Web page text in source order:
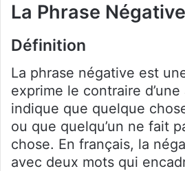
La Phrase Négative
Définition
La phrase négative est
exprime le contraire
indique que quelque
ou que quelqu’un ne fait
chose. En français, la
avec deux mots qui